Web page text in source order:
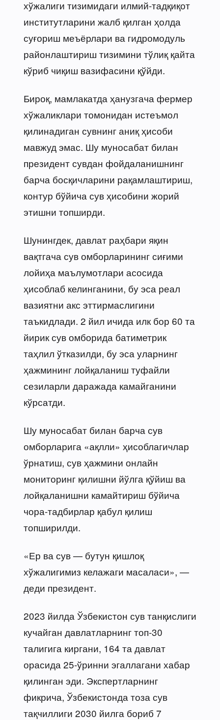
хўжалиги тизимидаги илмий-тадқиқот
институтларини жалб қилган ҳолда
суғориш меъёрлари ва гидромодуль
районлаштириш тизимини тўлиқ қайта
кўриб чиқиш вазифасини қўйди.
Бироқ, мамлакатда ҳанузгача фермер
хўжаликлари томонидан истеъмол
қилинадиган сувнинг аниқ ҳисоби
мавжуд эмас. Шу муносабат билан
президент сувдан фойдаланишнинг
барча босқичларини рақамлаштириш,
контур бўйича сув ҳисобини жорий
этишни топширди.
Шунингдек, давлат раҳбари яқин
вақтгача сув омборларининг сиғими
лойиҳа маълумотлари асосида
ҳисоблаб келинганини, бу эса реал
вазиятни акс эттирмаслигини
таъкидлади. 2 йил ичида илк бор 60 та
йирик сув омборида батиметрик
таҳлил ўтказилди, бу эса уларнинг
ҳажмининг лойқаланиш туфайли
сезиларли даражада камайганини
кўрсатди.
Шу муносабат билан барча сув
омборларига «ақлли» ҳисоблагичлар
ўрнатиш, сув ҳажмини онлайн
мониторинг қилишни йўлга қўйиш ва
лойқаланишни камайтириш бўйича
чора-тадбирлар қабул қилиш
топширилди.
«Ер ва сув — бутун қишлоқ
хўжалигимиз келажаги масаласи», —
деди президент.
2023 йилда Ўзбекистон сув танқислиги
кучайган давлатларнинг топ-30
талигига киргани, 164 та давлат
орасида 25-ўринни эгаллагани хабар
қилинган эди. Экспертларнинг
фикрича, Ўзбекистонда тоза сув
тақчиллиги 2030 йилга бориб 7